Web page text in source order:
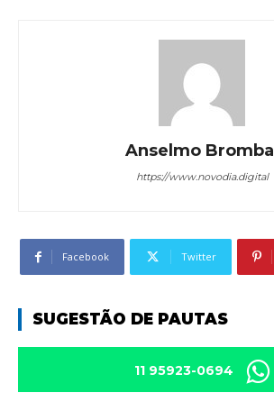
Anselmo Brombal
https://www.novodia.digital
Facebook Twitter
SUGESTÃO DE PAUTAS
11 95923-0694